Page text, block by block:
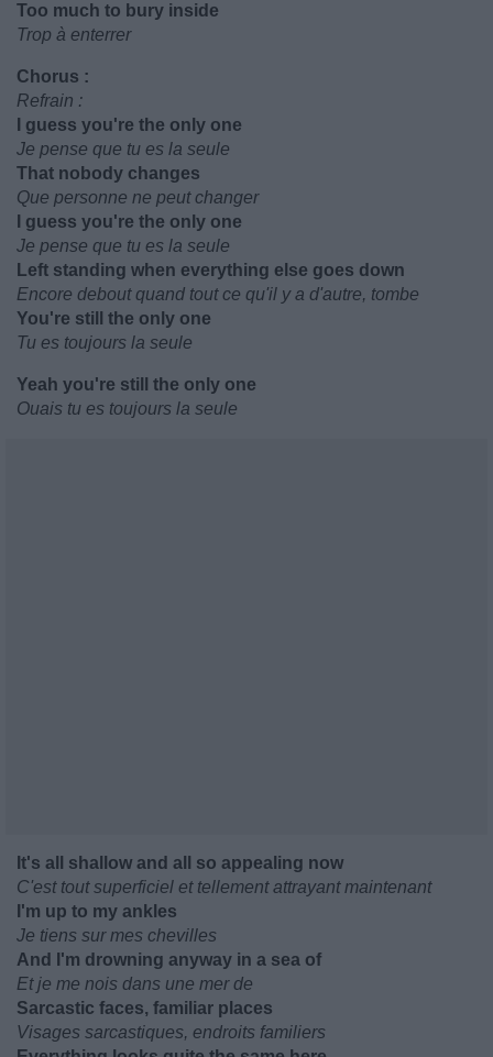
Too much to bury inside
Trop à enterrer
Chorus :
Refrain :
I guess you're the only one
Je pense que tu es la seule
That nobody changes
Que personne ne peut changer
I guess you're the only one
Je pense que tu es la seule
Left standing when everything else goes down
Encore debout quand tout ce qu'il y a d'autre, tombe
You're still the only one
Tu es toujours la seule
Yeah you're still the only one
Ouais tu es toujours la seule
It's all shallow and all so appealing now
C'est tout superficiel et tellement attrayant maintenant
I'm up to my ankles
Je tiens sur mes chevilles
And I'm drowning anyway in a sea of
Et je me nois dans une mer de
Sarcastic faces, familiar places
Visages sarcastiques, endroits familiers